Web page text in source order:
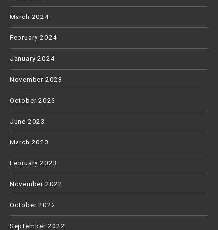
March 2024
February 2024
January 2024
November 2023
October 2023
June 2023
March 2023
February 2023
November 2022
October 2022
September 2022